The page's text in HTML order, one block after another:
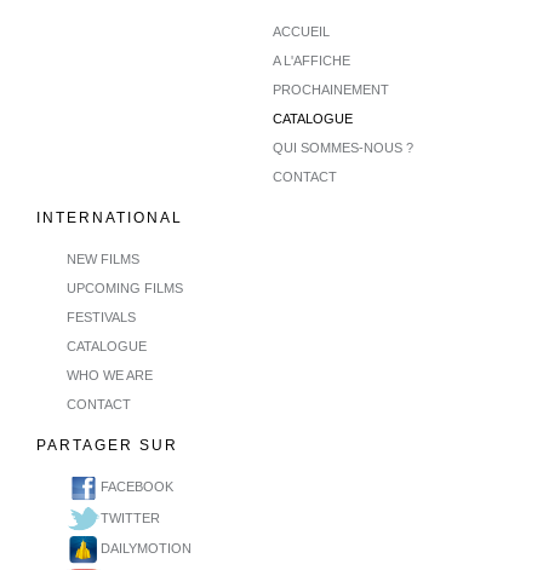
ACCUEIL
A L'AFFICHE
PROCHAINEMENT
CATALOGUE
QUI SOMMES-NOUS ?
CONTACT
INTERNATIONAL
NEW FILMS
UPCOMING FILMS
FESTIVALS
CATALOGUE
WHO WE ARE
CONTACT
PARTAGER SUR
FACEBOOK
TWITTER
DAILYMOTION